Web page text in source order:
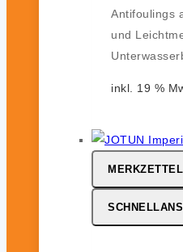
Antifoulings
und
inkl. 19 %
MERKZETTEL